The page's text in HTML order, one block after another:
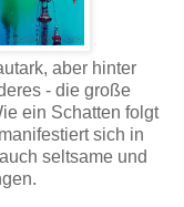
aber hinter
- die große
ein Schatten folgt
sich in
seltsame und